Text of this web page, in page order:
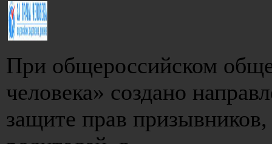
При общероссийском
человека» создано
защите прав